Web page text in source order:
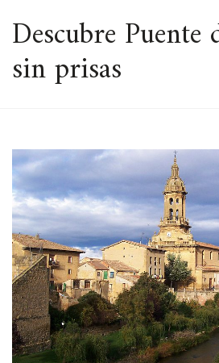
Descubre Puente
sin prisas